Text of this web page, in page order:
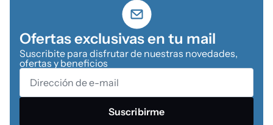
Ofertas exclusivas en tu mail
Suscribite para disfrutar de nuestras novedades,
ofertas y beneficios
Suscribirme